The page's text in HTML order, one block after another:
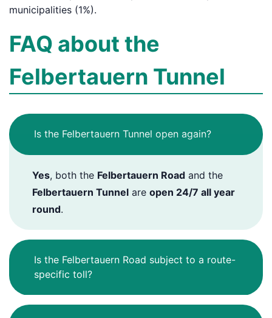
municipalities (1%).
FAQ about the
Felbertauern Tunnel
Is the Felbertauern Tunnel open again?
Yes, both the Felbertauern Road and the
Felbertauern Tunnel areopen 24/7 all year
round.
Is the Felbertauern Road subject to a route-
specific toll?